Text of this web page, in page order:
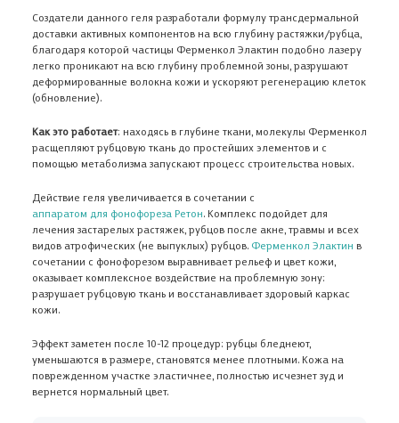
Создатели данного геля разработали формулу трансдермальной
доставки активных компонентов на всю глубину растяжки/рубца,
благодаря которой частицы Ферменкол Элактин подобно лазеру
легко проникают на всю глубину проблемной зоны, разрушают
деформированные волокна кожи и ускоряют регенерацию клеток
(обновление).
Как это работает: находясь в глубине ткани, молекулы Ферменкол
расщепляют рубцовую ткань до простейших элементов и с
помощью метаболизма запускают процесс строительства новых.
Действие геля увеличивается в сочетании с
аппаратом для фонофореза Ретон. Комплекс подойдет для
лечения застарелых растяжек, рубцов после акне, травмы и всех
видов атрофических (не выпуклых) рубцов. Ферменкол Элактин в
сочетании с фонофорезом выравнивает рельеф и цвет кожи,
оказывает комплексное воздействие на проблемную зону:
разрушает рубцовую ткань и восстанавливает здоровый каркас
кожи.
Эффект заметен после 10-12 процедур: рубцы бледнеют,
уменьшаются в размере, становятся менее плотными. Кожа на
поврежденном участке эластичнее, полностью исчезнет зуд и
вернется нормальный цвет.